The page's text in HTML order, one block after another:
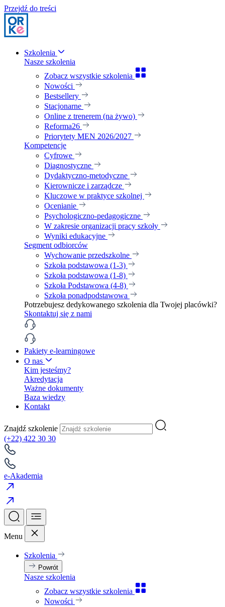
Przejdź do treści
Szkolenia
Nasze szkolenia
Zobacz wszystkie szkolenia
Nowości
Bestsellery
Stacjonarne
Online z trenerem (na żywo)
Reforma26
Priorytety MEN 2026/2027
Kompetencje
Cyfrowe
Diagnostyczne
Dydaktyczno-metodyczne
Kierownicze i zarządcze
Kluczowe w praktyce szkolnej
Ocenianie
Psychologiczno-pedagogiczne
W zakresie organizacji pracy szkoły
Wyniki edukacyjne
Segment odbiorców
Wychowanie przedszkolne
Szkoła podstawowa (1-3)
Szkoła podstawowa (1-8)
Szkoła Podstawowa (4-8)
Szkoła ponadpodstawowa
Potrzebujesz dedykowanego szkolenia dla Twojej placówki?
Skontaktuj się z nami
Pakiety e-learningowe
O nas
Kim jesteśmy?
Akredytacja
Ważne dokumenty
Baza wiedzy
Kontakt
Znajdź szkolenie
(+22) 422 30 30
e-Akademia
Menu
Szkolenia
Powrót
Nasze szkolenia
Zobacz wszystkie szkolenia
Nowości